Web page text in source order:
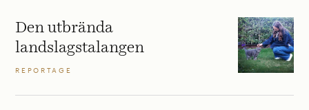
Den utbrända
landslagstalangen
REPORTAGE